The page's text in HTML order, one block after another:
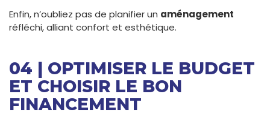
Enfin, n’oubliez pas de planifier un aménagement
réfléchi, alliant confort et esthétique.
04 | OPTIMISER LE BUDGET
ET CHOISIR LE BON
FINANCEMENT